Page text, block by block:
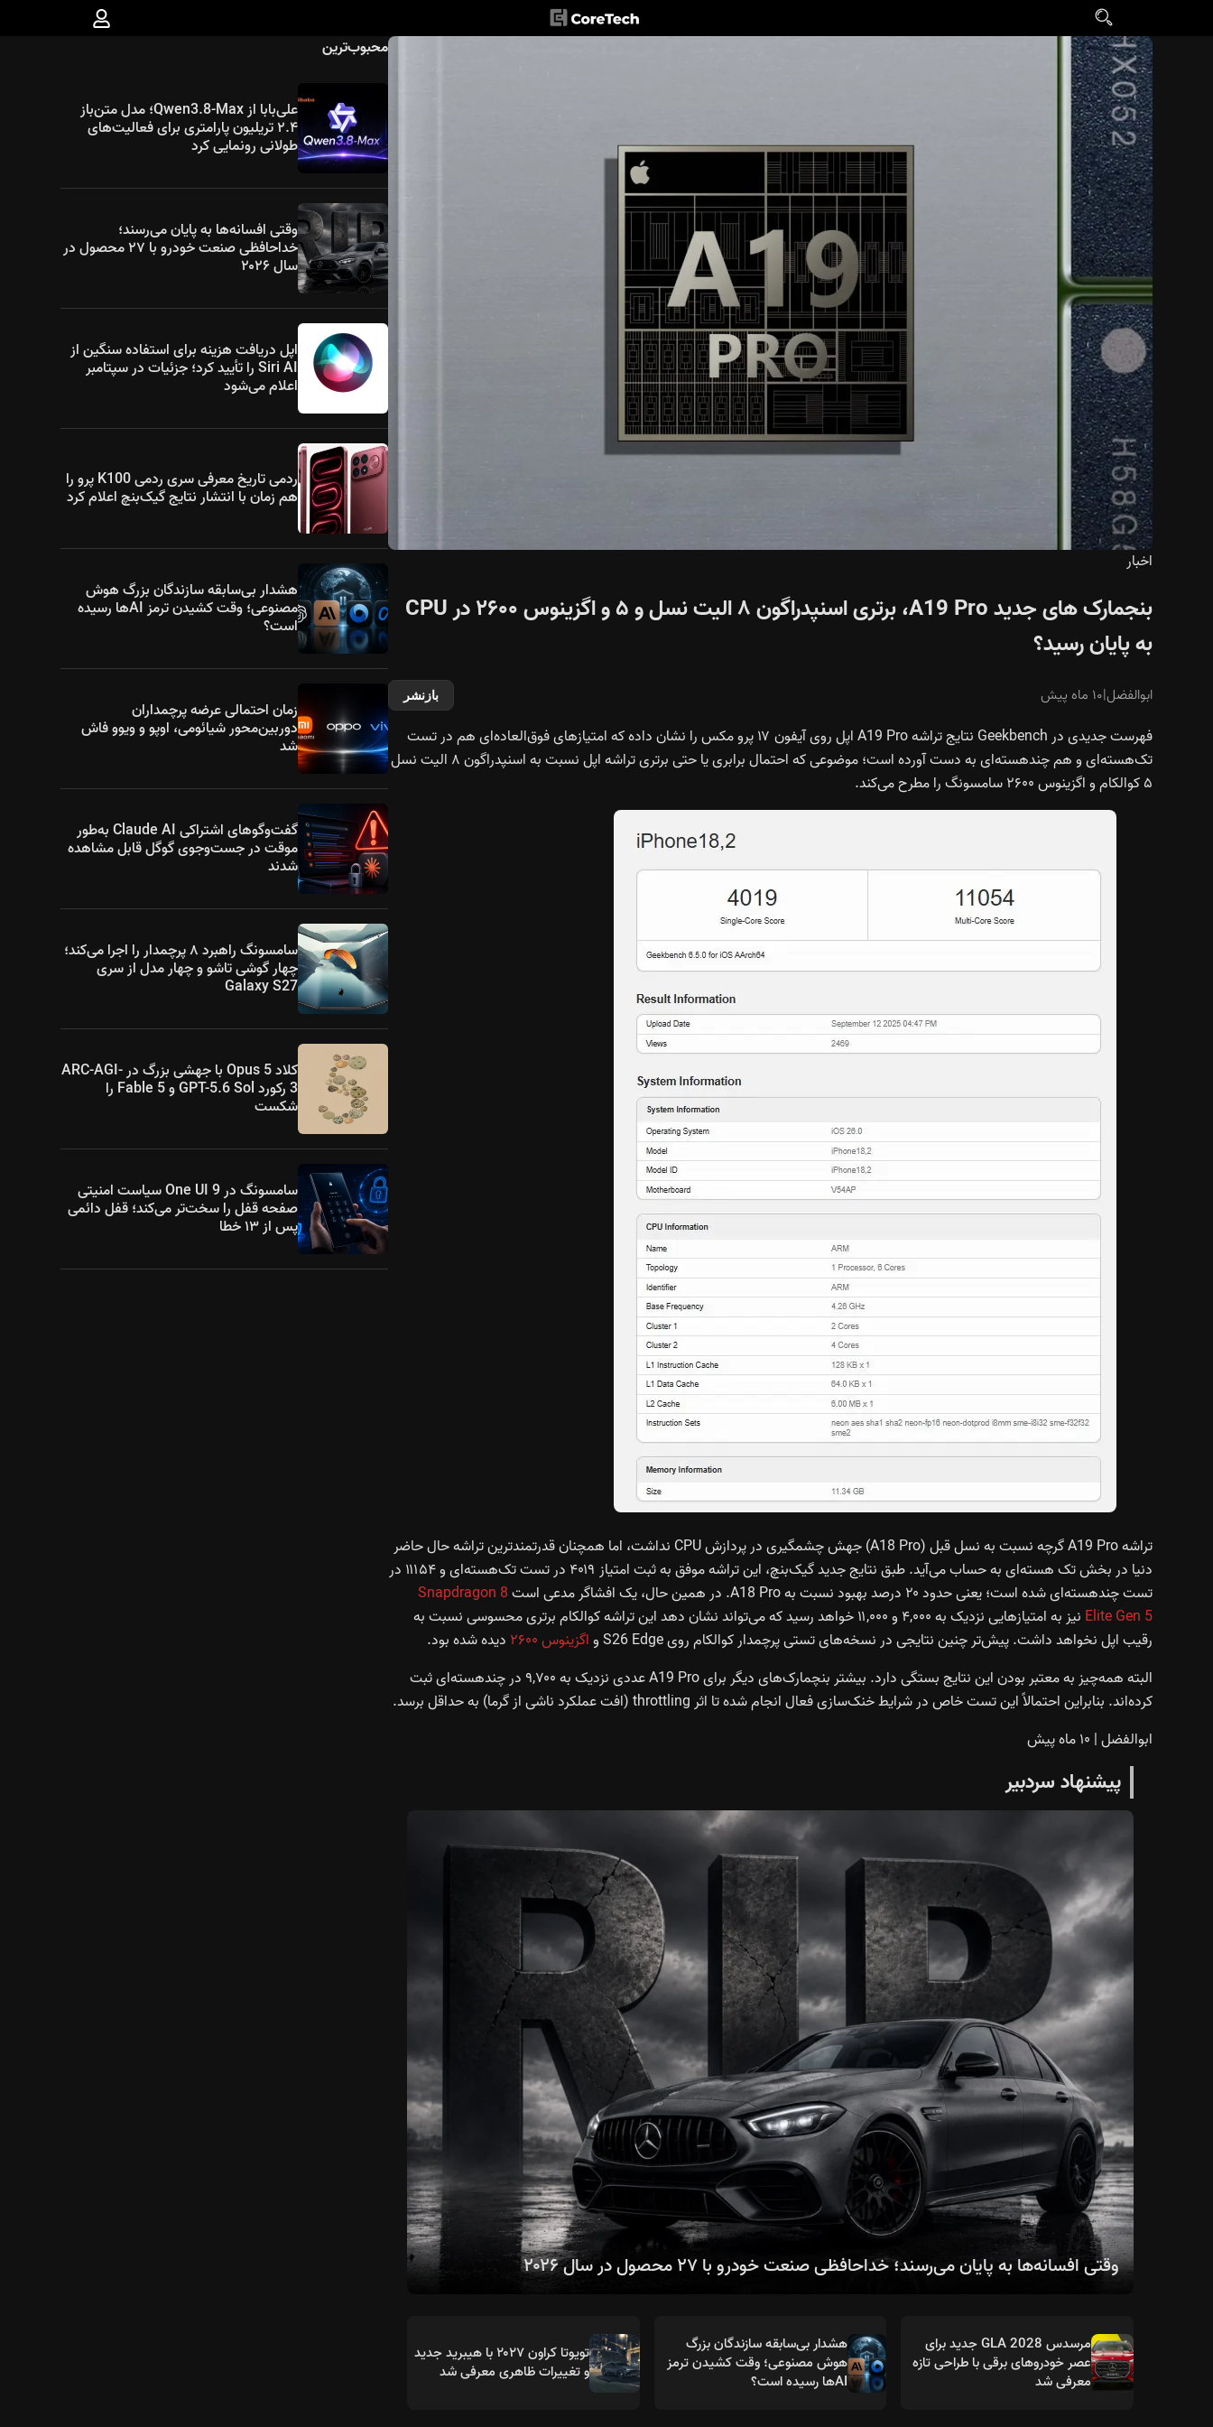
اخبار
بنجمارک های جدید A19 Pro، برتری اسنپدراگون ۸ الیت نسل و ۵ و اگزینوس ۲۶۰۰ در CPU
به پایان رسید؟
ابوالفضل|۱۰ ماه پیش بازنشر
فهرست جدیدی در Geekbench نتایج تراشه A19 Pro اپل روی آیفون ۱۷ پرو مکس را نشان داده که امتیازهای فوق‌العاده‌ای هم در تست
تک‌هسته‌ای و هم چند‌هسته‌ای به دست آورده است؛ موضوعی که احتمال برابری یا حتی برتری تراشه اپل نسبت به اسنپدراگون ۸ الیت نسل
۵ کوالکام و اگزینوس ۲۶۰۰ سامسونگ را مطرح می‌کند.
تراشه A19 Pro گرچه نسبت به نسل قبل (A18 Pro) جهش چشمگیری در پردازش CPU نداشت، اما همچنان قدرتمندترین تراشه حال حاضر
دنیا در بخش تک هسته‌ای به حساب می‌آید. طبق نتایج جدید گیک‌بنچ، این تراشه موفق به ثبت امتیاز ۴۰۱۹ در تست تک‌هسته‌ای و ۱۱۱۵۴ در
تست چند‌هسته‌ای شده است؛ یعنی حدود ۲۰ درصد بهبود نسبت به A18 Pro. در همین حال، یک افشاگر مدعی است
Snapdragon 8
Elite Gen 5
نیز به امتیازهایی نزدیک به ۴,۰۰۰ و ۱۱,۰۰۰ خواهد رسید که می‌تواند نشان دهد این تراشه کوالکام برتری محسوسی نسبت به
رقیب اپل نخواهد داشت. پیش‌تر چنین نتایجی در نسخه‌های تستی پرچمدار کوالکام روی S26 Edge و
اگزینوس ۲۶۰۰
دیده شده بود.
البته همه‌چیز به معتبر بودن این نتایج بستگی دارد. بیشتر بنچمارک‌های دیگر برای A19 Pro عددی نزدیک به ۹,۷۰۰ در چند‌هسته‌ای ثبت
کرده‌اند. بنابراین احتمالاً این تست خاص در شرایط خنک‌سازی فعال انجام شده تا اثر throttling (افت عملکرد ناشی از گرما) به حداقل برسد.
ابوالفضل| ۱۰ ماه پیش
پیشنهاد سردبیر
وقتی افسانه‌ها به پایان می‌رسند؛ خداحافظی صنعت خودرو با ۲۷ محصول در سال ۲۰۲۶
مرسدس GLA 2028 جدید برای
عصر خودروهای برقی با طراحی تازه
معرفی شد
هشدار بی‌سابقه سازندگان بزرگ
هوش مصنوعی؛ وقت کشیدن ترمز
AIها رسیده است؟
تویوتا کراون ۲۰۲۷ با هیبرید جدید
و تغییرات ظاهری معرفی شد
محبوب‌ترین
علی‌بابا از Qwen3.8-Max؛ مدل متن‌باز
۲.۴ تریلیون پارامتری برای فعالیت‌های
طولانی رونمایی کرد
وقتی افسانه‌ها به پایان می‌رسند؛
خداحافظی صنعت خودرو با ۲۷ محصول در
سال ۲۰۲۶
اپل دریافت هزینه برای استفاده سنگین از
Siri AI را تأیید کرد؛ جزئیات در سپتامبر
اعلام می‌شود
ردمی تاریخ معرفی سری ردمی K100 پرو را
هم زمان با انتشار نتایج گیک‌بنچ اعلام کرد
هشدار بی‌سابقه سازندگان بزرگ هوش
مصنوعی؛ وقت کشیدن ترمز AIها رسیده
است؟
زمان احتمالی عرضه پرچمداران
دوربین‌محور شیائومی، اوپو و ویوو فاش
شد
گفت‌وگوهای اشتراکی Claude AI به‌طور
موقت در جست‌وجوی گوگل قابل مشاهده
شدند
سامسونگ راهبرد ۸ پرچمدار را اجرا می‌کند؛
چهار گوشی تاشو و چهار مدل از سری
Galaxy S27
کلاد Opus 5 با جهشی بزرگ در ARC-AGI-
3 رکورد GPT-5.6 Sol و Fable 5 را
شکست
سامسونگ در One UI 9 سیاست امنیتی
صفحه قفل را سخت‌تر می‌کند؛ قفل دائمی
پس از ۱۳ خطا